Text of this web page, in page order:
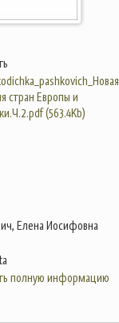
стран Европы и
(563.4Kb)
Елена Иосифовна
полную информацию